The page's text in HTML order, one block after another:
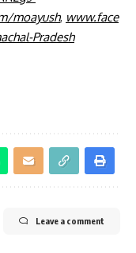
moayush, www.face
Pradesh
Leave a comment